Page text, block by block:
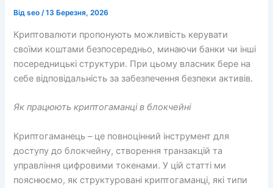
Відseo/13 Березня, 2026
Криптовалюти пропонують можливість керувати
своїми коштами безпосередньо, минаючи банки чи інші
посередницькі структури. При цьому власник бере на
себе відповідальність за забезпечення безпеки активів.
Як працюють криптогаманці в блокчейні
Криптогаманець – це повноцінний інструмент для
доступу до блокчейну, створення транзакцій та
управління цифровими токенами. У цій статті ми
пояснюємо, як структуровані криптогаманці, які типи